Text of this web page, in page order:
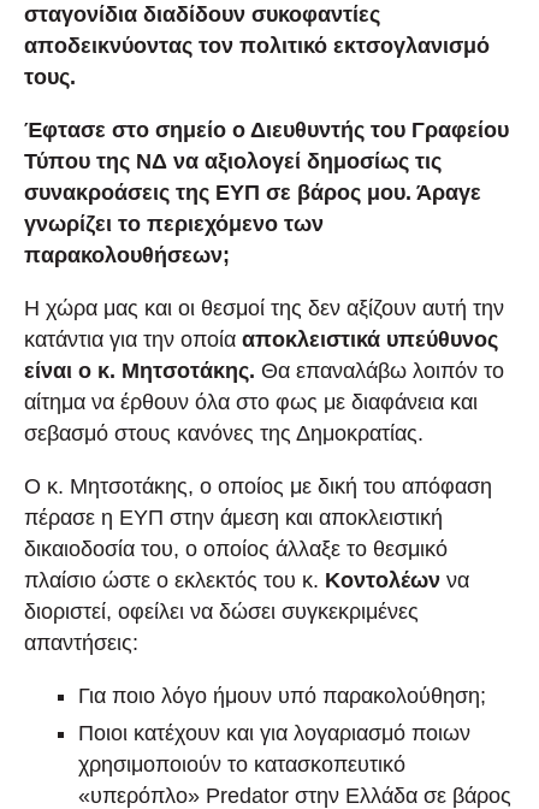
σταγονίδια διαδίδουν συκοφαντίες
αποδεικνύοντας τον πολιτικό εκτσογλανισμό
τους.
Έφτασε στο σημείο ο Διευθυντής του Γραφείου
Τύπου της ΝΔ να αξιολογεί δημοσίως τις
συνακροάσεις της ΕΥΠ σε βάρος μου. Άραγε
γνωρίζει το περιεχόμενο των
παρακολουθήσεων;
Η χώρα μας και οι θεσμοί της δεν αξίζουν αυτή την
κατάντια για την οποία αποκλειστικά υπεύθυνος
είναι ο κ. Μητσοτάκης. Θα επαναλάβω λοιπόν το
αίτημα να έρθουν όλα στο φως με διαφάνεια και
σεβασμό στους κανόνες της Δημοκρατίας.
Ο κ. Μητσοτάκης, ο οποίος με δική του απόφαση
πέρασε η ΕΥΠ στην άμεση και αποκλειστική
δικαιοδοσία του, ο οποίος άλλαξε το θεσμικό
πλαίσιο ώστε ο εκλεκτός του κ. Κοντολέων να
διοριστεί, οφείλει να δώσει συγκεκριμένες
απαντήσεις:
Για ποιο λόγο ήμουν υπό παρακολούθηση;
Ποιοι κατέχουν και για λογαριασμό ποιων
χρησιμοποιούν το κατασκοπευτικό
«υπερόπλο» Predator στην Ελλάδα σε βάρος